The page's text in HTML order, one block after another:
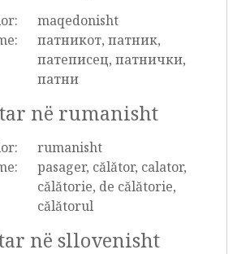
maqedonisht
патникот, патник,
патеписец, патнички,
патни
në rumanisht
rumanisht
pasager, călător, calator,
călătorie, de călătorie,
călătorul
në sllovenisht